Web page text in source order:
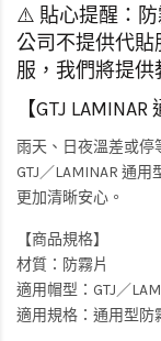
⚠️ 貼心提醒：
公司不提供代
服，我們將提供
【GTJ
雨天、日夜溫差或停
GTJ／LAMINAR 通
更加清晰安心。
【商品規格】
材質：防霧片
適用帽型：GTJ／
適用規格：通用型防